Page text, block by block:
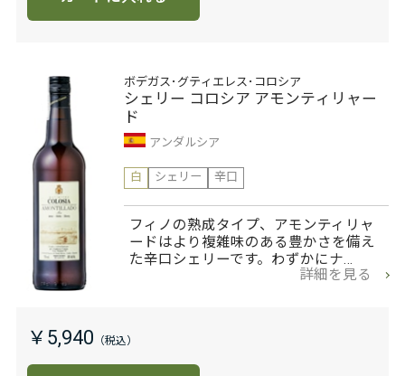
ボデガス･グティエレス･コロシア
シェリー コロシア アモンティリャー
ド
アンダルシア
白
シェリー 辛口
フィノの熟成タイプ、アモンティリャ
ードはより複雑味のある豊かさを備え
た辛口シェリーです。わずかにナ…
詳細を見る
￥5,940